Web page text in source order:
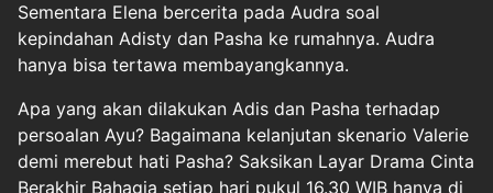
Sementara Elena bercerita pada Audra soal
kepindahan Adisty dan Pasha ke rumahnya. Audra
hanya bisa tertawa membayangkannya.
Apa yang akan dilakukan Adis dan Pasha terhadap
persoalan Ayu? Bagaimana kelanjutan skenario Valerie
demi merebut hati Pasha? Saksikan Layar Drama Cinta
Berakhir Bahagia setiap hari pukul 16.30 WIB hanya di